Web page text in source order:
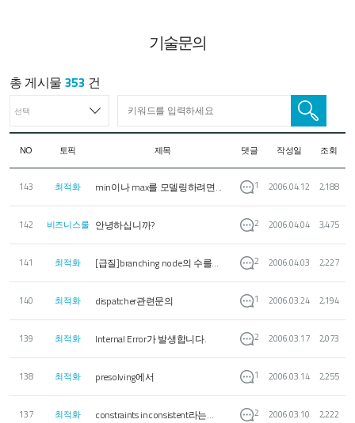
기술문의
총 게시물 353 건
선택
NO 토픽 제목 댓글 작성일 조회
143 최적화 min이나 max를 모델링하려면... 1 2006.04.12 2,188
142 비즈니스룰 안녕하십니까? 2 2006.04.04 3,475
141 최적화 [급질]branching node의 수를... 2 2006.04.03 2,227
140 최적화 dispatcher관련문의 1 2006.03.24 2,194
139 최적화 Internal Error가 발생합니다. 2 2006.03.17 2,073
138 최적화 presolving에서 1 2006.03.14 2,255
137 최적화 constraints inconsistent라는... 2 2006.03.10 2,222